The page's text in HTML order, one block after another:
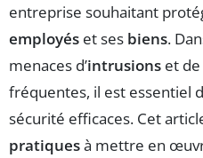
entreprise souhaitant
employés et ses biens.
menaces d’intrusions et de
fréquentes, il est essentiel
sécurité efficaces. Cet
pratiquesà mettre en